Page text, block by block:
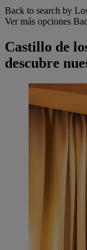
Back to search by
Ver más opciones
Castillo de
descubre